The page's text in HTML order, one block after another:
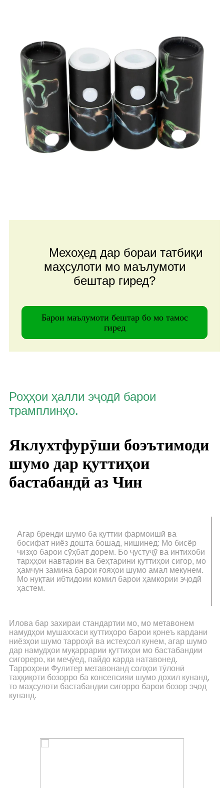
Мехоҳед дар бораи татбиқи
маҳсулоти мо маълумоти
бештар гиред?
Барои маълумоти бештар бо мо тамос
гиред
Роҳҳои ҳалли эҷодӣ барои
трамплинҳо.
Яклухтфурӯши боэътимоди
шумо дар қуттиҳои
бастабандӣ аз Чин
Агар бренди шумо ба қуттии фармоишӣ ва
босифат ниёз дошта бошад, нишинед: Мо бисёр
чизҳо барои сӯҳбат дорем. Бо ҷустуҷӯ ва интихоби
тарҳҳои навтарин ва беҳтарини қуттиҳои сигор, мо
ҳамчун замина барои ғояҳои шумо амал мекунем.
Мо нуқтаи ибтидоии комил барои ҳамкории эҷодӣ
ҳастем.
Илова бар захираи стандартии мо, мо метавонем
намудҳои мушаххаси қуттиҳоро барои қонеъ кардани
ниёзҳои шумо тарроҳӣ ва истеҳсол кунем, агар шумо
дар намудҳои муқаррарии қуттиҳои мо бастабандии
сигореро, ки меҷӯед, пайдо карда натавонед.
Тарроҳони Фулитер метавонанд солҳои тӯлонӣ
таҳқиқоти бозорро ба консепсияи шумо дохил кунанд,
то маҳсулоти бастабандии сигорро барои бозор эҷод
кунанд.